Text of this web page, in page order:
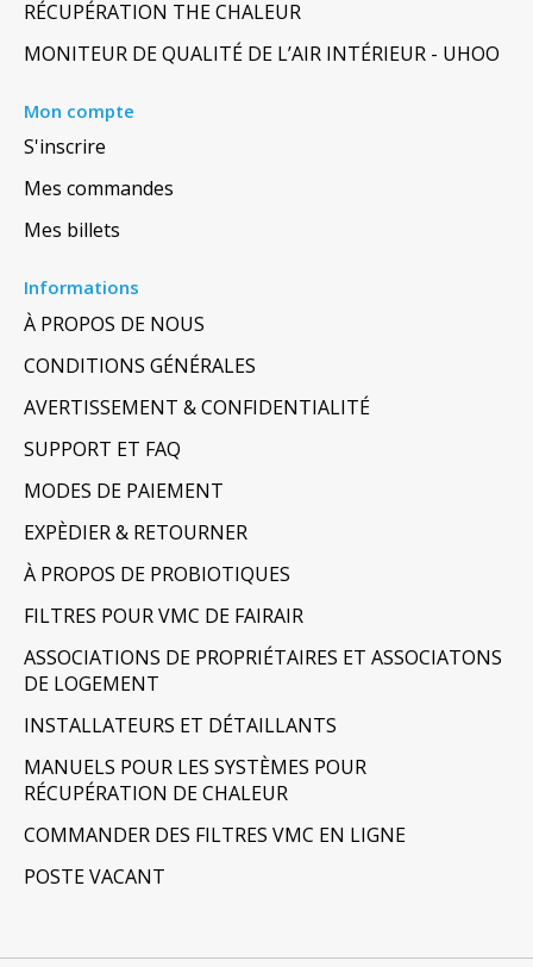
RÉCUPÉRATION THE CHALEUR
MONITEUR DE QUALITÉ DE L’AIR INTÉRIEUR - UHOO
Mon compte
S'inscrire
Mes commandes
Mes billets
Informations
À PROPOS DE NOUS
CONDITIONS GÉNÉRALES
AVERTISSEMENT & CONFIDENTIALITÉ
SUPPORT ET FAQ
MODES DE PAIEMENT
EXPÈDIER & RETOURNER
À PROPOS DE PROBIOTIQUES
FILTRES POUR VMC DE FAIRAIR
ASSOCIATIONS DE PROPRIÉTAIRES ET ASSOCIATONS
DE LOGEMENT
INSTALLATEURS ET DÉTAILLANTS
MANUELS POUR LES SYSTÈMES POUR
RÉCUPÉRATION DE CHALEUR
COMMANDER DES FILTRES VMC EN LIGNE
POSTE VACANT